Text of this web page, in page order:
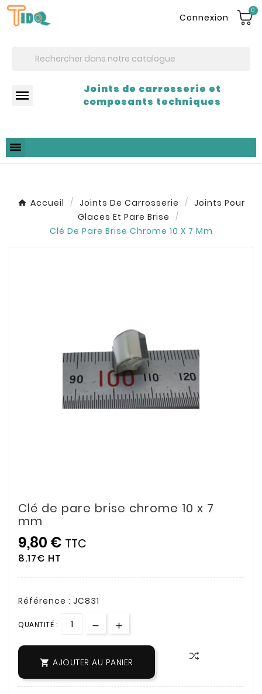
Connexion
0
Joints de carrosserie et
composants techniques
Accueil Joints De Carrosserie
Joints Pour
Glaces Et Pare Brise
Clé De Pare Brise Chrome 10 X 7 Mm
Clé de pare brise chrome 10 x 7
mm
9,80 € TTC
8.17€ HT
Référence : JC831
QUANTITÉ :
 AJOUTER AU PANIER